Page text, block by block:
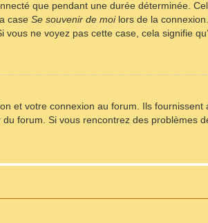
que pendant une durée déterminée.
case Se souvenir de moilors de la
ne voyez pas cette case, cela signifie
et votre connexion au forum. Ils
forum. Si vous rencontrez des problèmes